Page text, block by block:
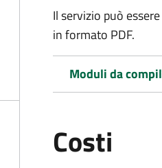
Il servizio può
in formato PDF.
Moduli da
Costi